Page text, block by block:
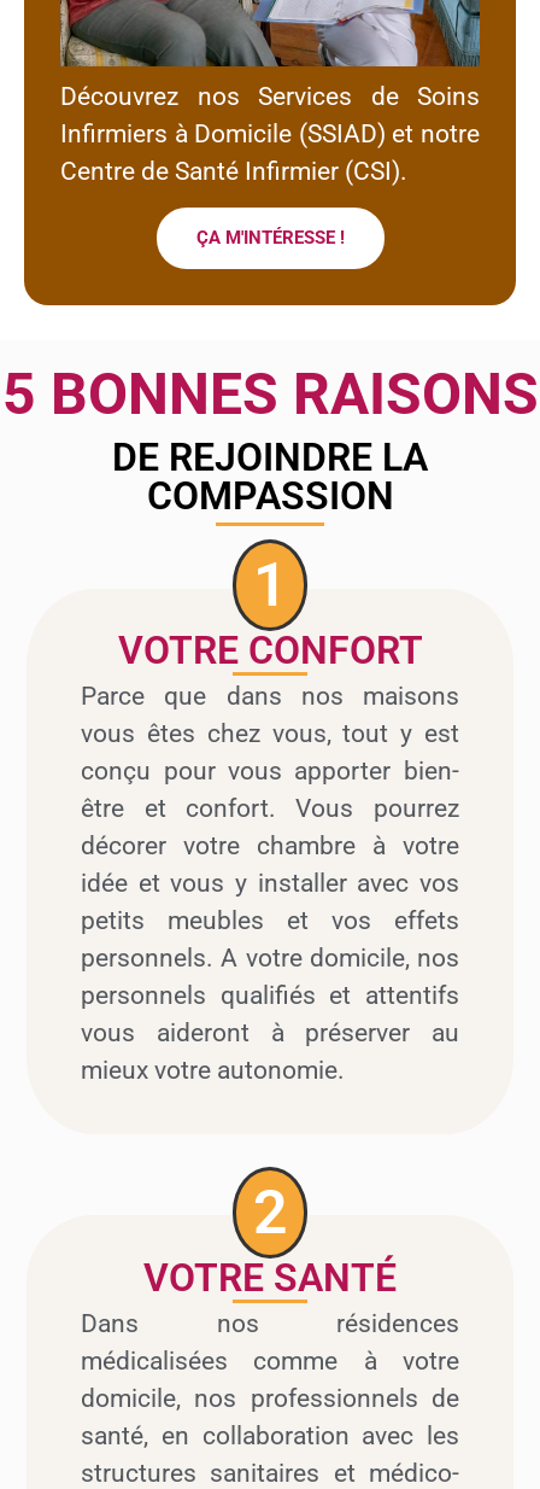
Découvrez nos Services de Soins
Infirmiers à Domicile (SSIAD) et notre
Centre de Santé Infirmier (CSI).
ÇA M'INTÉRESSE !
5 BONNES RAISONS
DE REJOINDRE LA
COMPASSION
1
VOTRE CONFORT
Parce que dans nos maisons
vous êtes chez vous, tout y est
conçu pour vous apporter bien-
être et confort. Vous pourrez
décorer votre chambre à votre
idée et vous y installer avec vos
petits meubles et vos effets
personnels. A votre domicile, nos
personnels qualifiés et attentifs
vous aideront à préserver au
mieux votre autonomie.
2
VOTRE SANTÉ
Dans nos résidences
médicalisées comme à votre
domicile, nos professionnels de
santé, en collaboration avec les
structures sanitaires et médico-